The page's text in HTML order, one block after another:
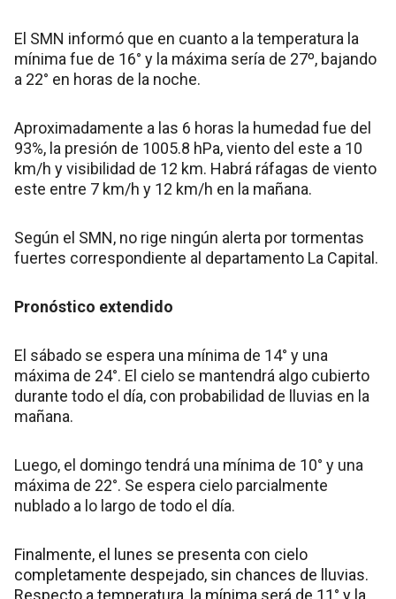
El SMN informó que en cuanto a la temperatura la
mínima fue de 16° y la máxima sería de 27º, bajando
a 22° en horas de la noche.
Aproximadamente a las 6 horas la humedad fue del
93%, la presión de 1005.8 hPa, viento del este a 10
km/h y visibilidad de 12 km. Habrá ráfagas de viento
este entre 7 km/h y 12 km/h en la mañana.
Según el SMN, no rige ningún alerta por tormentas
fuertes correspondiente al departamento La Capital.
Pronóstico extendido
El sábado se espera una mínima de 14° y una
máxima de 24°. El cielo se mantendrá algo cubierto
durante todo el día, con probabilidad de lluvias en la
mañana.
Luego, el domingo tendrá una mínima de 10° y una
máxima de 22°. Se espera cielo parcialmente
nublado a lo largo de todo el día.
Finalmente, el lunes se presenta con cielo
completamente despejado, sin chances de lluvias.
Respecto a temperatura, la mínima será de 11° y la